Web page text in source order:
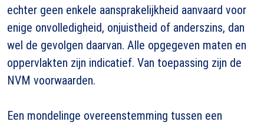
echter geen enkele aansprakelijkheid aanvaard voor
enige onvolledigheid, onjuistheid of anderszins, dan
wel de gevolgen daarvan. Alle opgegeven maten en
oppervlakten zijn indicatief. Van toepassing zijn de
NVM voorwaarden.
Een mondelinge overeenstemming tussen een